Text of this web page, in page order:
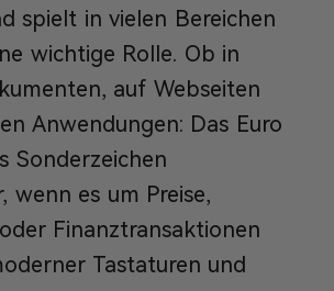
spielt in vielen Bereichen
wichtige Rolle. Ob in
auf Webseiten
Anwendungen: Das Euro
Sonderzeichen
wenn es um Preise,
Finanztransaktionen
Tastaturen und